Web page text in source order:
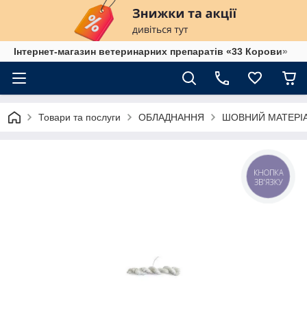
Інтернет-магазин ветеринарних препаратів «33 Корови»
Товари та послуги ОБЛАДНАННЯ ШОВНИЙ
КНОПКА
ЗВ'ЯЗКУ